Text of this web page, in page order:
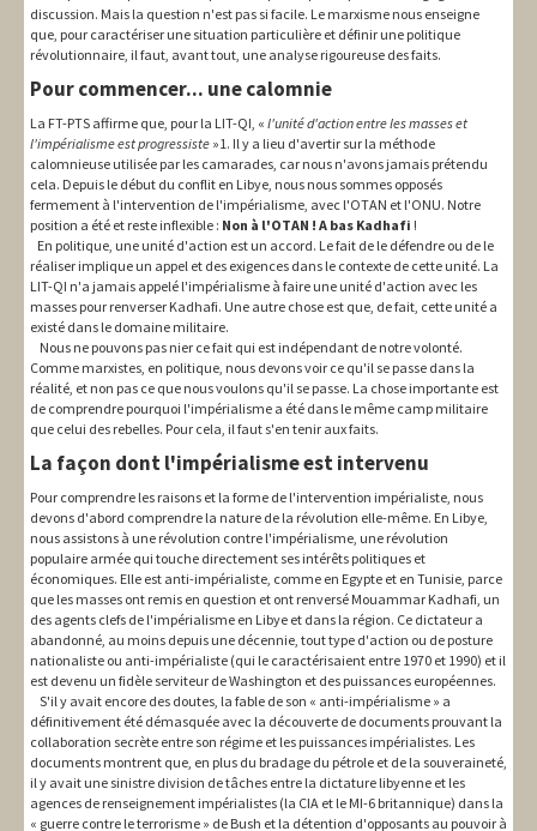
discussion. Mais la question n'est pas si facile. Le marxisme nous enseigne
que, pour caractériser une situation particulière et définir une politique
révolutionnaire, il faut, avant tout, une analyse rigoureuse des faits.
Pour commencer... une calomnie
La FT-PTS affirme que, pour la LIT-QI, « l'unité d'action entre les masses et
l'impérialisme est progressiste »1. Il y a lieu d'avertir sur la méthode
calomnieuse utilisée par les camarades, car nous n'avons jamais prétendu
cela. Depuis le début du conflit en Libye, nous nous sommes opposés
fermement à l'intervention de l'impérialisme, avec l'OTAN et l'ONU. Notre
position a été et reste inflexible : Non à l'OTAN ! A bas Kadhafi !
En politique, une unité d'action est un accord. Le fait de le défendre ou de le
réaliser implique un appel et des exigences dans le contexte de cette unité. La
LIT-QI n'a jamais appelé l'impérialisme à faire une unité d'action avec les
masses pour renverser Kadhafi. Une autre chose est que, de fait, cette unité a
existé dans le domaine militaire.
Nous ne pouvons pas nier ce fait qui est indépendant de notre volonté.
Comme marxistes, en politique, nous devons voir ce qu'il se passe dans la
réalité, et non pas ce que nous voulons qu'il se passe. La chose importante est
de comprendre pourquoi l'impérialisme a été dans le même camp militaire
que celui des rebelles. Pour cela, il faut s'en tenir aux faits.
La façon dont l'impérialisme est intervenu
Pour comprendre les raisons et la forme de l'intervention impérialiste, nous
devons d'abord comprendre la nature de la révolution elle-même. En Libye,
nous assistons à une révolution contre l'impérialisme, une révolution
populaire armée qui touche directement ses intérêts politiques et
économiques. Elle est anti-impérialiste, comme en Egypte et en Tunisie, parce
que les masses ont remis en question et ont renversé Mouammar Kadhafi, un
des agents clefs de l'impérialisme en Libye et dans la région. Ce dictateur a
abandonné, au moins depuis une décennie, tout type d'action ou de posture
nationaliste ou anti-impérialiste (qui le caractérisaient entre 1970 et 1990) et il
est devenu un fidèle serviteur de Washington et des puissances européennes.
S'il y avait encore des doutes, la fable de son « anti-impérialisme » a
définitivement été démasquée avec la découverte de documents prouvant la
collaboration secrète entre son régime et les puissances impérialistes. Les
documents montrent que, en plus du bradage du pétrole et de la souveraineté,
il y avait une sinistre division de tâches entre la dictature libyenne et les
agences de renseignement impérialistes (la CIA et le MI-6 britannique) dans la
« guerre contre le terrorisme » de Bush et la détention d'opposants au pouvoir à